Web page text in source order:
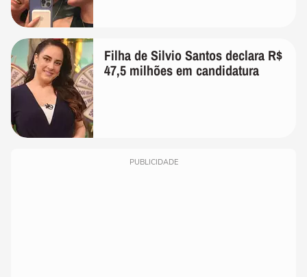
Filha de Silvio Santos declara R$
47,5 milhões em candidatura
PUBLICIDADE